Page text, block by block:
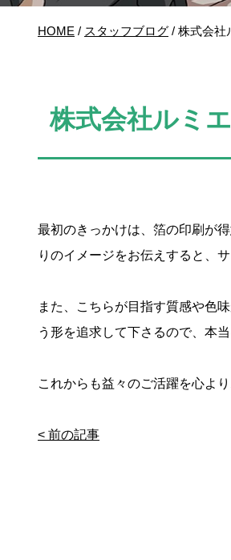
HOME / スタッフブログ / 株式会社
株式会社ルミ
最初のきっかけは、箔の印刷が
りのイメージをお伝えすると、
また、こちらが目指す質感や色
う形を追求して下さるので、本
これからも益々のご活躍を心よ
< 前の記事